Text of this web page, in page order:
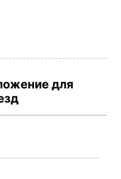
для